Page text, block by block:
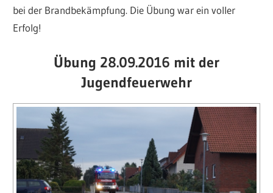
bei der Brandbekämpfung. Die Übung war ein voller
Erfolg!
Übung 28.09.2016 mit der
Jugendfeuerwehr